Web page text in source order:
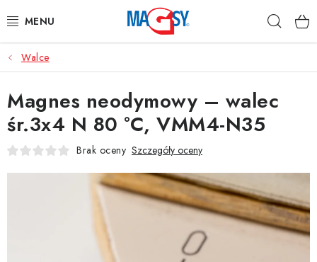
do
GŁÓWNE KATEGORIE
MAGNETYCZNE POMOCE
MAGNESY PRZEMYSŁOWE
INNE MAGNESY
MATERIAŁY NIERDZEWNE
Regulamin e-sklepu
Ochrona danych osobowych
Walce
Magnes neodymowy – walec
śr.3x4 N 80 °C, VMM4-N35
Brak oceny Szczegóły oceny